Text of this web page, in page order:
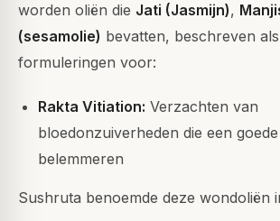
worden oliën die Jati (Jasmijn),
(sesamolie) bevatten, beschreven
formuleringen voor:
Rakta Vitiation: Verzachten van
bloedonzuiverheden die een
belemmeren
Sushruta benoemde deze wondoliën